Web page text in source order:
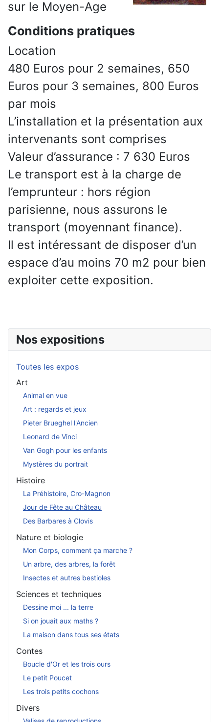
Nos expositions
Toutes les expos
Art
Animal en vue
Art : regards et jeux
Pieter Brueghel l'Ancien
Leonard de Vinci
Van Gogh pour les enfants
Mystères du portrait
Histoire
La Préhistoire, Cro-Magnon
Jour de Fête au Château
Des Barbares à Clovis
Nature et biologie
Mon Corps, comment ça marche ?
Un arbre, des arbres, la forêt
Insectes et autres bestioles
Sciences et techniques
Dessine moi ... la terre
Si on jouait aux maths ?
La maison dans tous ses états
Contes
Boucle d'Or et les trois ours
Le petit Poucet
Les trois petits cochons
Divers
sur le Moyen-Age
Conditions pratiques
Location
480 Euros pour 2 semaines, 650
Euros pour 3 semaines, 800 Euros
par mois
L’installation et la présentation aux
intervenants sont comprises
Valeur d’assurance : 7 630 Euros
Le transport est à la charge de
l’emprunteur : hors région
parisienne, nous assurons le
transport (moyennant finance).
Il est intéressant de disposer d’un
espace d’au moins 70 m2 pour bien
exploiter cette exposition.